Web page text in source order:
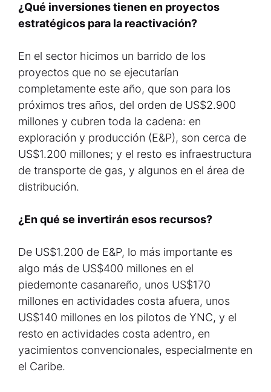
¿Qué inversiones tienen en proyectos
estratégicos para la reactivación?
En el sector hicimos un barrido de los
proyectos que no se ejecutarían
completamente este año, que son para los
próximos tres años, del orden de US$2.900
millones y cubren toda la cadena: en
exploración y producción (E&P), son cerca de
US$1.200 millones; y el resto es infraestructura
de transporte de gas, y algunos en el área de
distribución.
¿En qué se invertirán esos recursos?
De US$1.200 de E&P, lo más importante es
algo más de US$400 millones en el
piedemonte casanareño, unos US$170
millones en actividades costa afuera, unos
US$140 millones en los pilotos de YNC, y el
resto en actividades costa adentro, en
yacimientos convencionales, especialmente en
el Caribe.